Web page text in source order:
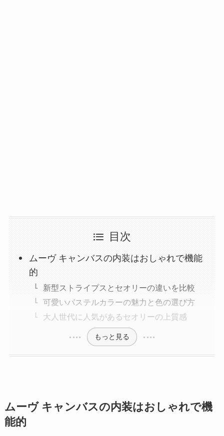
目次
ムーヴ キャンバスの内装はおしゃれで機能
的
新型ストライプスとセオリーの違いを比較
可愛いパステルカラーの魅力と色の選び方
大人世代に人気があるセオリーの上質感
もっと見る
ムーヴ キャンバスの内装はおしゃれで機
能的